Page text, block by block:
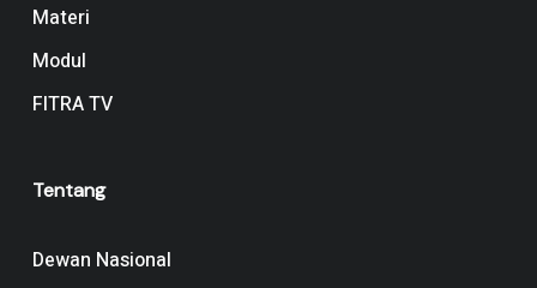
Materi
Modul
FITRA TV
Tentang
Dewan Nasional